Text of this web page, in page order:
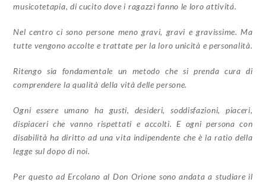
musicotetapia, di cucito dove i ragazzi fanno le loro attivitá.
Nel centro ci sono persone meno gravi, gravi e gravissime. Ma
tutte vengono accolte e trattate per la loro unicità e personalità.
Ritengo sia fondamentale un metodo che si prenda cura di
comprendere la qualità della vità delle persone.
Ogni essere umano ha gusti, desideri, soddisfazioni, piaceri,
dispiaceri che vanno rispettati e accolti. E ogni persona con
disabilità ha diritto ad una vita indipendente che è la ratio della
legge sul dopo di noi.
Per questo ad Ercolano al Don Orione sono andata a studiare il